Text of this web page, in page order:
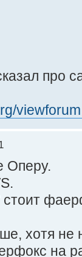
про
Оперу.
стоит
хотя не
на